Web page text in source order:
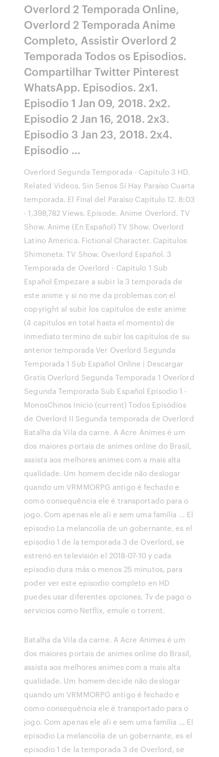
Overlord 2 Temporada Online,
Overlord 2 Temporada Anime
Completo, Assistir Overlord 2
Temporada Todos os Episodios.
Compartilhar Twitter Pinterest
WhatsApp. Episodios. 2x1.
Episodio 1 Jan 09, 2018. 2x2.
Episodio 2 Jan 16, 2018. 2x3.
Episodio 3 Jan 23, 2018. 2x4.
Episodio …
Overlord Segunda Temporada - Capitulo 3 HD.
Related Videos. Sin Senos Sí Hay Paraíso Cuarta
temporada. El Final del Paraíso Capítulo 12. 8:03
· 1,398,782 Views. Episode. Anime Overlord. TV
Show. Anime (En Español) TV Show. Overlord
Latino America. Fictional Character. Capitulos
Shimoneta. TV Show. Overlord Español. 3
Temporada de Overlord - Capitulo 1 Sub
Español Empezare a subir la 3 temporada de
este anime y si no me da problemas con el
copyright al subir los capitulos de este anime
(4 capitulos en total hasta el momento) de
inmediato termino de subir los capitulos de su
anterior temporada Ver Overlord Segunda
Temporada 1 Sub Español Online | Descargar
Gratis Overlord Segunda Temporada 1 Overlord
Segunda Temporada Sub Español Episodio 1 -
MonosChinos Inicio (current) Todos Episódios
de Overlord II Segunda temporada de Overlord
Batalha da Vila da carne. A Acre Animes é um
dos maiores portais de animes online do Brasil,
assista aos melhores animes com a mais alta
qualidade. Um homem decide não deslogar
quando um VRMMORPG antigo é fechado e
como consequência ele é transportado para o
jogo. Com apenas ele ali e sem uma família … El
episodio La melancolía de un gobernante, es el
episodio 1 de la temporada 3 de Overlord, se
estrenó en televisión el 2018-07-10 y cada
episodio dura más o menos 25 minutos, para
poder ver este episodio completo en HD
puedes usar diferentes opciones, Tv de pago o
servicios como Netflix, emule o torrent.
Batalha da Vila da carne. A Acre Animes é um
dos maiores portais de animes online do Brasil,
assista aos melhores animes com a mais alta
qualidade. Um homem decide não deslogar
quando um VRMMORPG antigo é fechado e
como consequência ele é transportado para o
jogo. Com apenas ele ali e sem uma família … El
episodio La melancolía de un gobernante, es el
episodio 1 de la temporada 3 de Overlord, se